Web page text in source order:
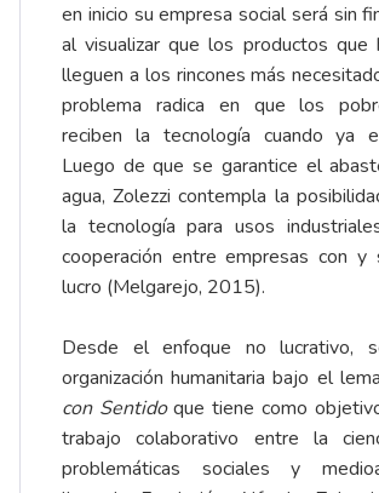
en inicio su empresa social será sin
al visualizar que los productos que
lleguen a los rincones más
problema radica en que los
reciben la tecnología cuando ya
Luego de que se garantice el
agua, Zolezzi contempla la
la tecnología para usos
cooperación entre empresas con y
lucro (Melgarejo, 2015).
Desde el enfoque no lucrativo,
organización humanitaria bajo el lema
con Sentidoque tiene como
trabajo colaborativo entre la
problemáticas sociales y